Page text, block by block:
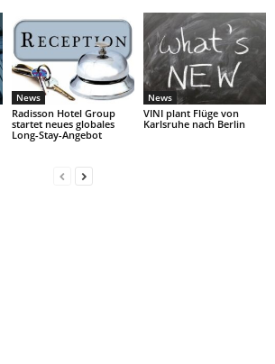
News
Radisson Hotel Group
startet neues globales
Long-Stay-Angebot
News
VINI plant Flüge von
Karlsruhe nach Berlin